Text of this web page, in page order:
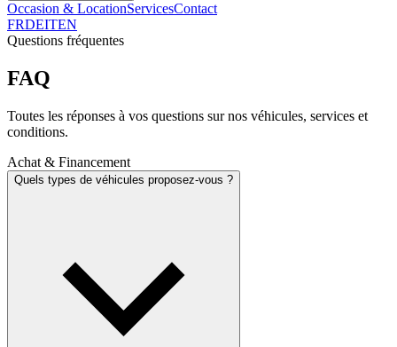
Occasion & LocationServicesContact
FRDEITEN
Questions fréquentes
FAQ
Toutes les réponses à vos questions sur nos véhicules, services et
conditions.
Achat & Financement
Quels types de véhicules proposez-vous ?